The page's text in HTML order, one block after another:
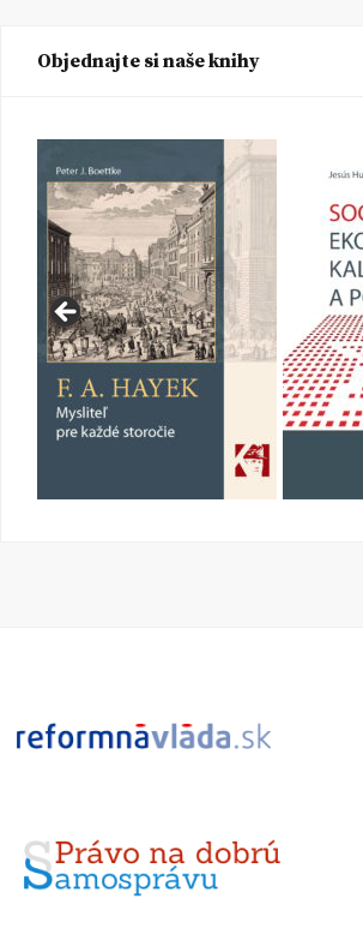
Objednajte si naše knihy